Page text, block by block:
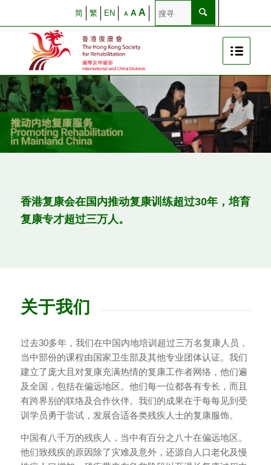
简 繁 EN A A A
香港复康会在国内推动复康训练超过30年，培育
复康专才超过三万人。
关于我们
过去30多年，我们在中国内地培训超过三万名复康人员，
当中部份的课程由国家卫生部及其他专业团体认证。我们
建立了庞大且对复康充满热情的复康工作者网络，他们遍
及全国，包括在偏远地区。他们每一位都各有专长，而且
有跨界别的联络及合作伙伴。我们的成果在于每每见到受
训学员勇于尝试，发展合适各类残疾人士的复康服饰。
中国有八千万的残疾人，当中有百分之八十在偏远地区。
他们致残疾的原因除了灾难及意外，还源自人口老化及慢